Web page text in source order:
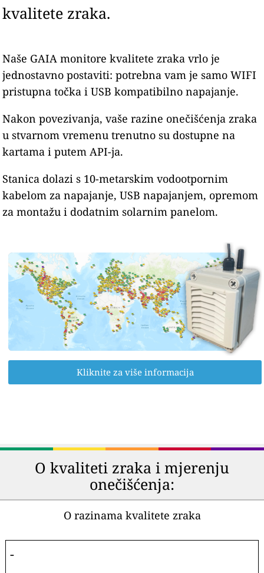
kvalitete zraka.
Naše GAIA monitore kvalitete zraka vrlo je
jednostavno postaviti: potrebna vam je samo WIFI
pristupna točka i USB kompatibilno napajanje.
Nakon povezivanja, vaše razine onečišćenja zraka
u stvarnom vremenu trenutno su dostupne na
kartama i putem API-ja.
Stanica dolazi s 10-metarskim vodootpornim
kabelom za napajanje, USB napajanjem, opremom
za montažu i dodatnim solarnim panelom.
Kliknite za više informacija
O kvaliteti zraka i mjerenju
onečišćenja:
O razinama kvalitete zraka
-